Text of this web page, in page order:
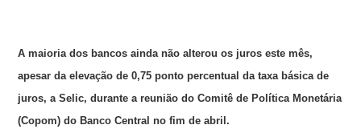
A maioria dos bancos ainda não alterou os juros este mês,
apesar da elevação de 0,75 ponto percentual da taxa básica de
juros, a Selic, durante a reunião do Comitê de Política Monetária
(Copom) do Banco Central no fim de abril.